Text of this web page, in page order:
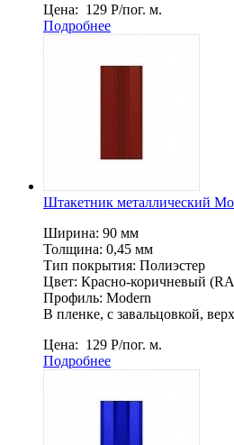
Цена: 129 Р/пог. м.
Подробнее
Штакетник металлический
Ширина: 90 мм
Толщина: 0,45 мм
Тип покрытия: Полиэстер
Цвет: Красно-коричневый
Профиль: Мodern
В пленке, c завальцовкой,
Цена: 129 Р/пог. м.
Подробнее